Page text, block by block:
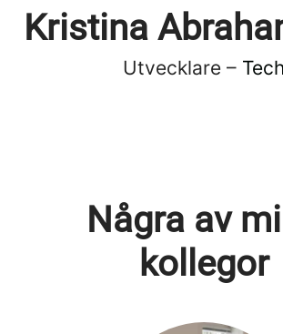
Kristina
Utvecklare – Tech
Några av
kollegor